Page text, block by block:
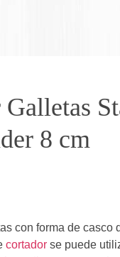
8 cm
con forma de casco
cortadorse puede